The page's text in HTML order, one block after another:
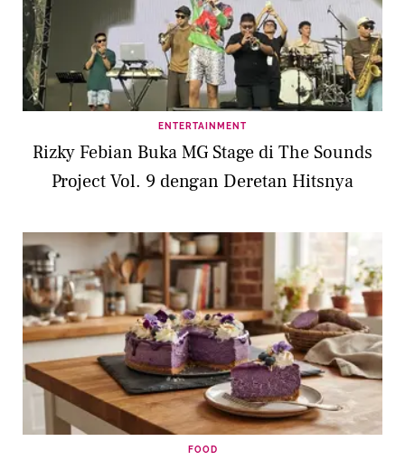
ENTERTAINMENT
Rizky Febian Buka MG Stage di The Sounds
Project Vol. 9 dengan Deretan Hitsnya
FOOD